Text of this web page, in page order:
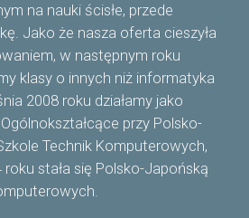
na nauki ścisłe, przede
Jako że nasza oferta cieszyła
w następnym roku
klasy o innych niż informatyka
2008 roku działamy jako
przy Polsko-
Technik Komputerowych,
stała się Polsko-Japońską